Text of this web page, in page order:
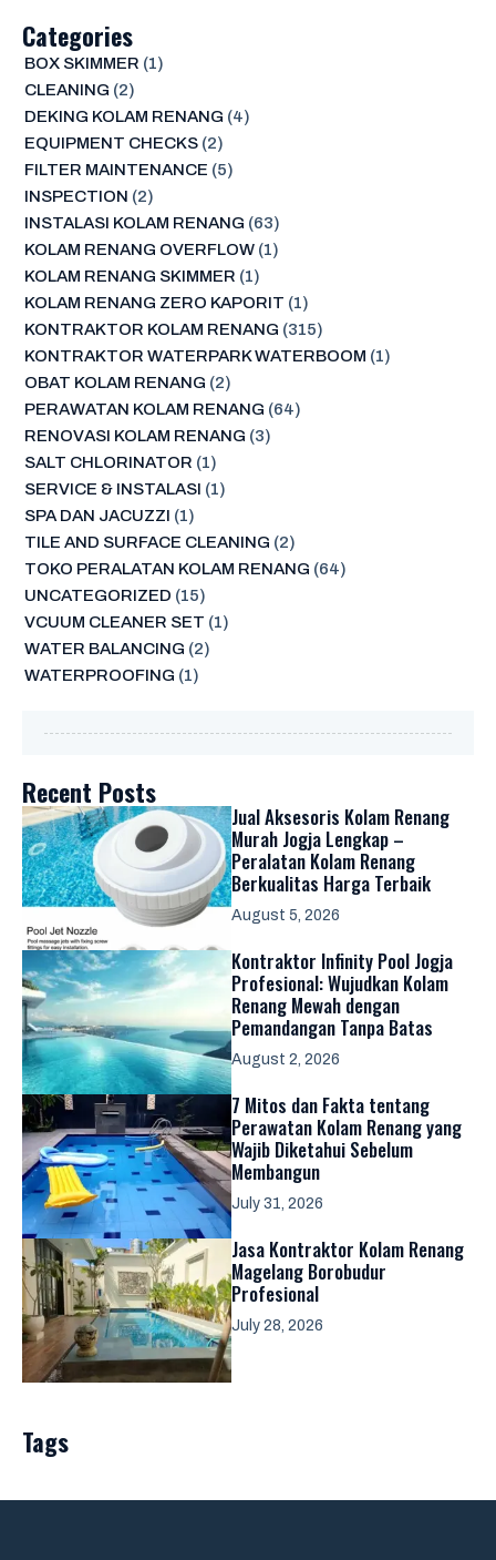
Categories
BOX SKIMMER (1)
CLEANING (2)
DEKING KOLAM RENANG (4)
EQUIPMENT CHECKS(2)
FILTER MAINTENANCE (5)
INSPECTION (2)
INSTALASI KOLAM RENANG (63)
KOLAM RENANG OVERFLOW(1)
KOLAM RENANG SKIMMER (1)
KOLAM RENANG ZERO KAPORIT (1)
KONTRAKTOR KOLAM RENANG (315)
KONTRAKTOR WATERPARK WATERBOOM (1)
OBAT KOLAM RENANG (2)
PERAWATAN KOLAM RENANG (64)
RENOVASI KOLAM RENANG (3)
SALT CHLORINATOR (1)
SERVICE & INSTALASI (1)
SPA DAN JACUZZI (1)
TILE AND SURFACE CLEANING (2)
TOKO PERALATAN KOLAM RENANG (64)
UNCATEGORIZED (15)
VCUUM CLEANER SET (1)
WATER BALANCING (2)
WATERPROOFING (1)
Recent Posts
Jual Aksesoris Kolam Renang
Murah Jogja Lengkap –
Peralatan Kolam Renang
Berkualitas Harga Terbaik
August 5, 2026
Kontraktor Infinity Pool Jogja
Profesional: Wujudkan Kolam
Renang Mewah dengan
Pemandangan Tanpa Batas
August 2, 2026
7 Mitos dan Fakta tentang
Perawatan Kolam Renang yang
Wajib Diketahui Sebelum
Membangun
July 31, 2026
Jasa Kontraktor Kolam Renang
Magelang Borobudur
Profesional
July 28, 2026
Tags